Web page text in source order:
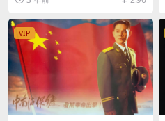
网盘1080P超清未删减资源]
5GB][中英字幕]
VIP